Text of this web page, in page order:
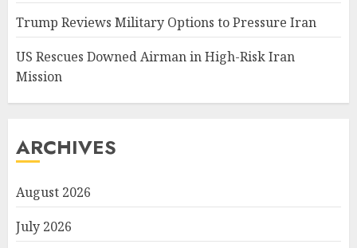
Trump Reviews Military Options to Pressure Iran
US Rescues Downed Airman in High-Risk Iran
Mission
ARCHIVES
August 2026
July 2026